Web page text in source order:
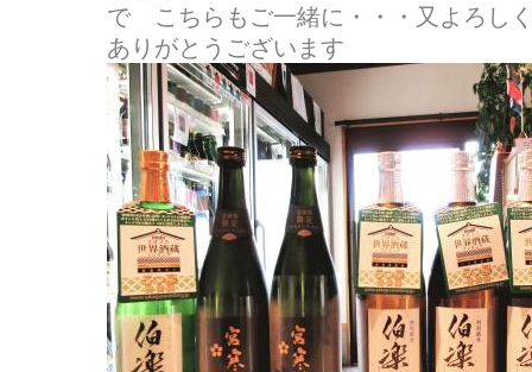
で こちらもご一緒に・・・又よろし
ありがとうございます